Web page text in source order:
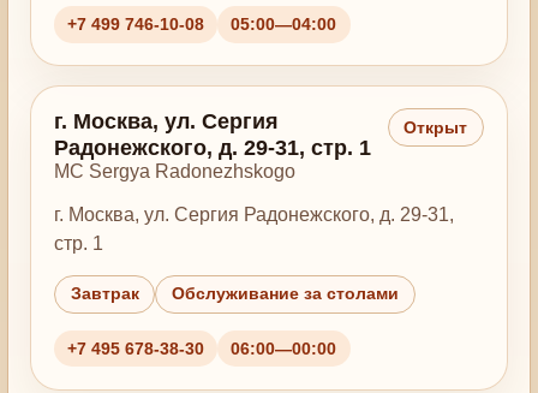
+7 499 746-10-08 05:00—04:00
г. Москва, ул. Сергия
Радонежского, д. 29-31, стр. 1
MC Sergya Radonezhskogo
Открыт
г. Москва, ул. Сергия Радонежского, д. 29-31,
стр. 1
Завтрак Обслуживание за столами
+7 495 678-38-30 06:00—00:00